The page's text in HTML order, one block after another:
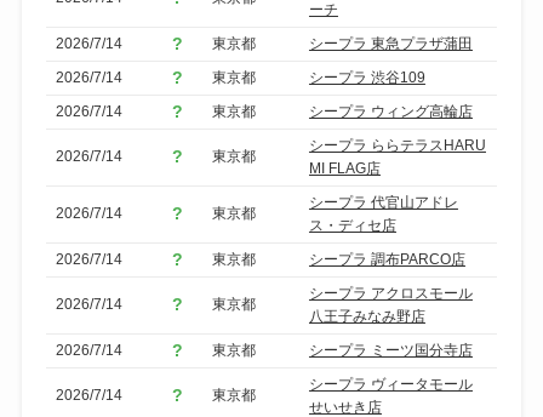
ーチ
2026/7/14
東京都
シープラ 東急プラザ蒲田
2026/7/14
東京都
シープラ 渋谷109
2026/7/14
東京都 シープラ ウィング高輪店
2026/7/14 東京都
シープラ ららテラスHARU
MI FLAG店
2026/7/14 東京都
シープラ 代官山アドレ
ス・ディセ店
2026/7/14
東京都 シープラ 調布PARCO店
2026/7/14 東京都
シープラ アクロスモール
八王子みなみ野店
2026/7/14
東京都 シープラ ミーツ国分寺店
2026/7/14 東京都
シープラ ヴィータモール
せいせき店